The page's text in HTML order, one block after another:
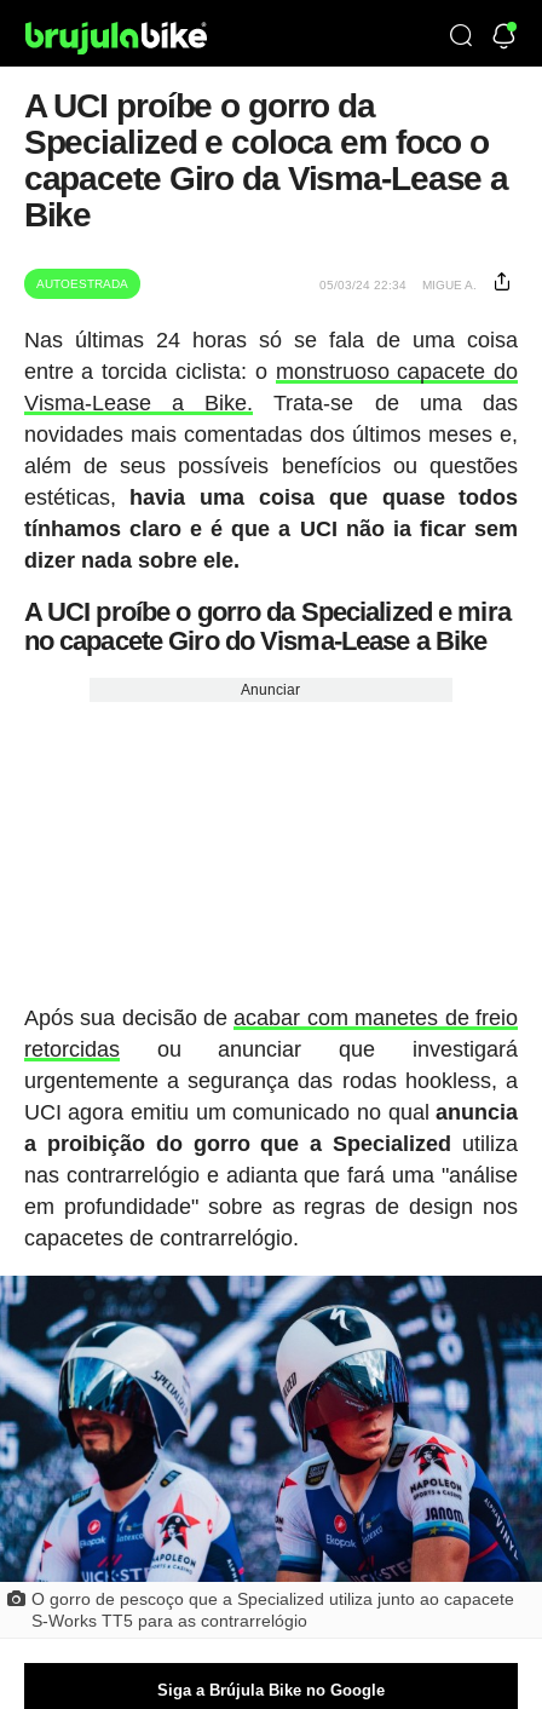
A UCI proíbe o gorro da
Specialized e coloca em foco o
capacete Giro da Visma-Lease a
Bike
AUTOESTRADA 05/03/24 22:34 MIGUE A.
Nas últimas 24 horas só se fala de uma coisa
entre a torcida ciclista: o monstruoso capacete do
Visma-Lease a Bike. Trata-se de uma das
novidades mais comentadas dos últimos meses e,
além de seus possíveis benefícios ou questões
estéticas,
havia uma coisa que quase todos
tínhamos claro e é que a UCI não ia ficar sem
dizer nada sobre ele.
A UCI proíbe o gorro da Specialized e mira
no capacete Giro do Visma-Lease a Bike
Anunciar
Após sua decisão deacabar com manetes de freio
retorcidasou anunciar que investigará
urgentemente a segurança das rodas hookless, a
UCI agora emitiu um comunicado no qualanuncia
a proibição do gorro que a Specialized
utiliza
nas contrarrelógio e adianta que fará uma "análise
em profundidade" sobre as regras de design nos
capacetes de contrarrelógio.
O gorro de pescoço que a Specialized utiliza junto ao capacete
S-Works TT5 para as contrarrelógio
Siga a Brújula Bike no Google